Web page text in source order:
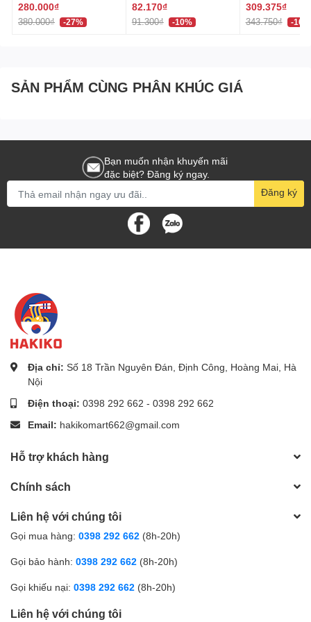
Hướng dẫn sử dụng và bảo quản
ráo, sạch sẽ.
Hakiko là nhà phân phối chính thức các sản phẩm chất
lượng từ Nhật Bản, cam kết mang đến cho khách hàng
những sản phẩm tiện ích và chất lượng cao, phù hợp với
mọi nhu cầu sử dụng. Dụng Cụ Xay Thực Phẩm Mini Nhật
Bản từ Hakiko không chỉ là một giải pháp tiện lợi trong việc
chuẩn bị thức ăn mà còn góp phần tạo nên không gian bếp
chất lượng cuộc sống hàng ngày.
320ml 페브리즈 상쾌한
향
280.000₫
380.000₫ -27%
82.170₫
91.300₫ -10%
(60 Viên)
309.375₫
343.750₫ -10%
SẢN PHẨM CÙNG PHÂN KHÚC GIÁ
Bạn muốn nhận khuyến mãi
đặc biệt? Đăng ký ngay.
Đăng ký
Địa chỉ: Số 18 Trần Nguyên Đán, Định Công, Hoàng Mai, Hà
Nội
Điện thoại: 0398 292 662 - 0398 292 662
Email: hakikomart662@gmail.com
Hỗ trợ khách hàng
Chính sách
Liên hệ với chúng tôi
Gọi mua hàng: 0398 292 662 (8h-20h)
Gọi bảo hành: 0398 292 662 (8h-20h)
Gọi khiếu nại: 0398 292 662 (8h-20h)
Liên hệ với chúng tôi